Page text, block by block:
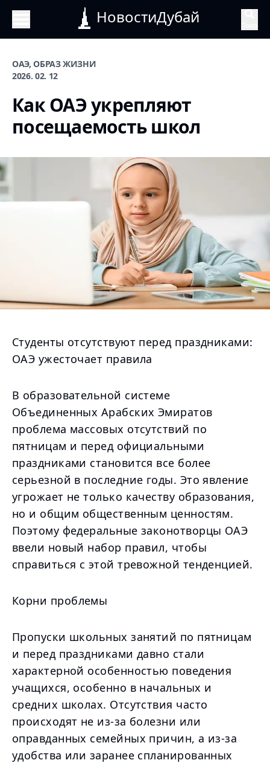
НовостиДубай
ОАЭ, ОБРАЗ ЖИЗНИ
2026. 02. 12
Как ОАЭ укрепляют
посещаемость школ
Студенты отсутствуют перед праздниками:
ОАЭ ужесточает правила
В образовательной системе
Объединенных Арабских Эмиратов
проблема массовых отсутствий по
пятницам и перед официальными
праздниками становится все более
серьезной в последние годы. Это явление
угрожает не только качеству образования,
но и общим общественным ценностям.
Поэтому федеральные законотворцы ОАЭ
ввели новый набор правил, чтобы
справиться с этой тревожной тенденцией.
Корни проблемы
Пропуски школьных занятий по пятницам
и перед праздниками давно стали
характерной особенностью поведения
учащихся, особенно в начальных и
средних школах. Отсутствия часто
происходят не из-за болезни или
оправданных семейных причин, а из-за
удобства или заранее спланированных